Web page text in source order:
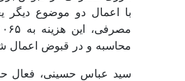
محاسبه و در قبوض اعمال